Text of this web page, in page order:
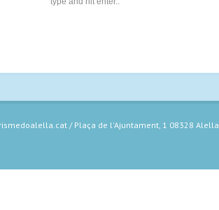
/ Plaça de l'Ajuntament, 1 08328 Alella